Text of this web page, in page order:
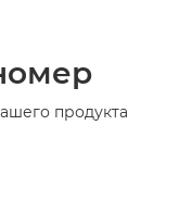
продукта